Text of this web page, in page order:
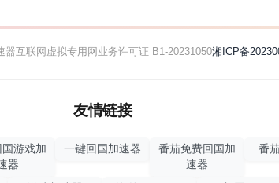
器互联网虚拟专用网业务许可证 B1-20231050湘ICP备
友情链接
游戏加
器
一键回国加速器
番茄免费回国加
速器
番